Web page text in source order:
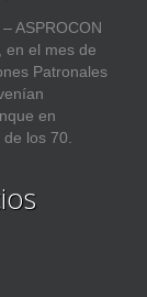
ASPROCON
en el mes de
Patronales
en
los 70.